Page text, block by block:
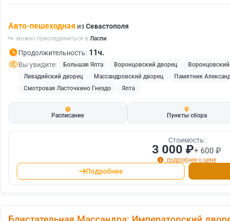
Авто-пешеходная изСевастополя
можно присоединиться в Ласпи
Продолжительность: 11ч.
Вы увидите: Большая Ялта Воронцовский дворец
Ливадийский дворец
Массандровский дворец Памятник
Смотровая Ласточкино Гнездо
Ялта
Расписание Пункты сбора
Стоимость:
3 000 ₽+ 600 ₽
подробнее о цене
Подробнее